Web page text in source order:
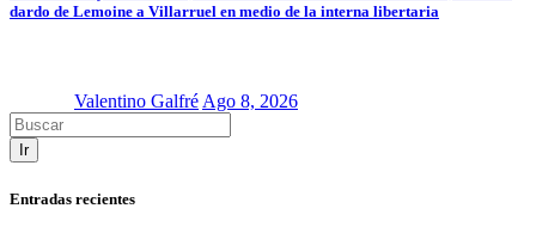
dardo de Lemoine a Villarruel en medio de la interna libertaria
Valentino GalfréAgo 8, 2026
Ir
Entradas recientes